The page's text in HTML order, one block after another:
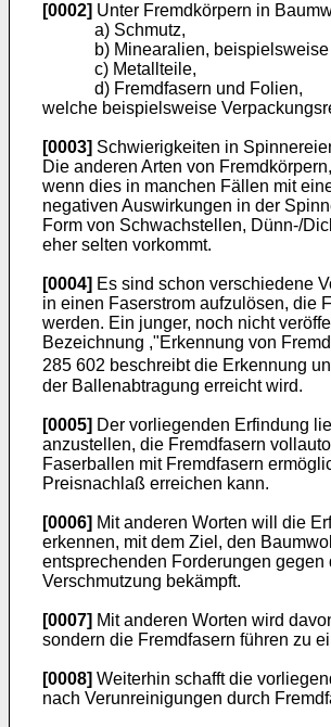
[0002] Unter Fremdkörpern in
a) Schmutz,
b) Minearalien,
c) Metallteile,
d) Fremdfasern und Folien,
welche beispielsweise
[0003] Schwierigkeiten in
Die anderen Arten von
wenn dies in manchen Fällen mit
negativen Auswirkungen in der
Form von Schwachstellen, Dünn-/
eher selten vorkommt.
[0004] Es sind schon verschiedene
in einen Faserstrom aufzulösen, die
werden. Ein junger, noch nicht
Bezeichnung ,"Erkennung von
285 602 beschreibt die Erkennung
der Ballenabtragung erreicht wird.
[0005] Der vorliegenden Erfindung
anzustellen, die Fremdfasern
Faserballen mit Fremdfasern
Preisnachlaß erreichen kann.
[0006] Mit anderen Worten will die
erkennen, mit dem Ziel, den
entsprechen­den Forderungen
Verschmutzung bekämpft.
[0007] Mit anderen Worten wird
sondern die Fremdfasern führen zu
[0008] Weiterhin schafft die
nach Verunreinigungen durch